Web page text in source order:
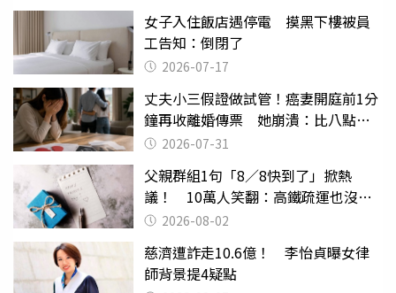
女子入住飯店遇停電 摸黑下樓被員
工告知：倒閉了
2026-07-17
丈夫小三假證做試管！癌妻開庭前1分
鐘再收離婚傳票 她崩潰：比八點檔
還扯2026-07-31
父親群組1句「8／8快到了」掀熱
議！ 10萬人笑翻：高鐵疏運也沒列
父親節
2026-08-02
慈濟遭詐走10.6億！ 李怡貞曝女律
師背景提4疑點